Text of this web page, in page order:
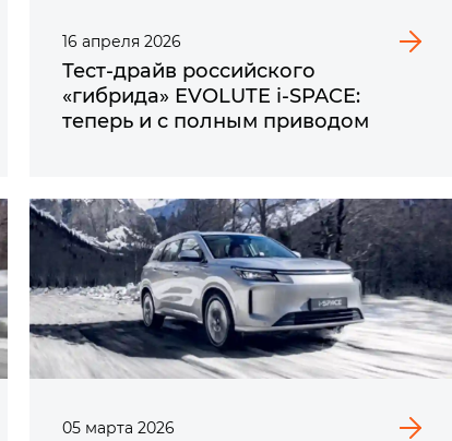
16 апреля 2026
Тест-драйв российского
«гибрида» EVOLUTE i‑SPACE:
теперь и с полным приводом
05 марта 2026